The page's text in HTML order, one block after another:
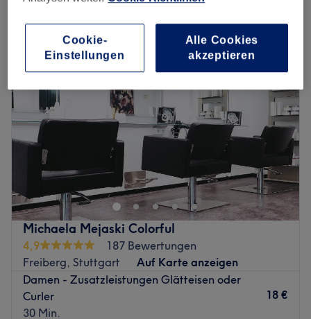
Michaela Mejaski Colorful
4,9
187 Bewertungen
Freiberg, Stuttgart
Auf Karte anzeigen
Damen - Zusatzleistungen Glätteisen oder
Curler
30 Min.
18 €
Cookie-
Einstellungen
Alle Cookies
akzeptieren